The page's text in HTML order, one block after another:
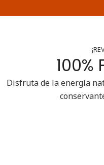
Disfruta de la energía